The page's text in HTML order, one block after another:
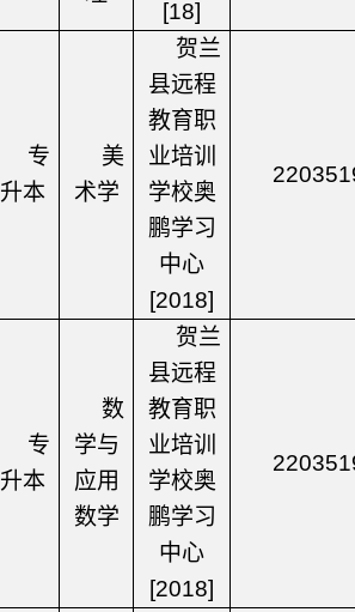
[18]
专
升本
美
术学
贺兰
县远程
教育职
业培训
学校奥
鹏学习
中心
[2018]
专
升本
数
学与
应用
数学
贺兰
县远程
教育职
业培训
学校奥
鹏学习
中心
[2018]